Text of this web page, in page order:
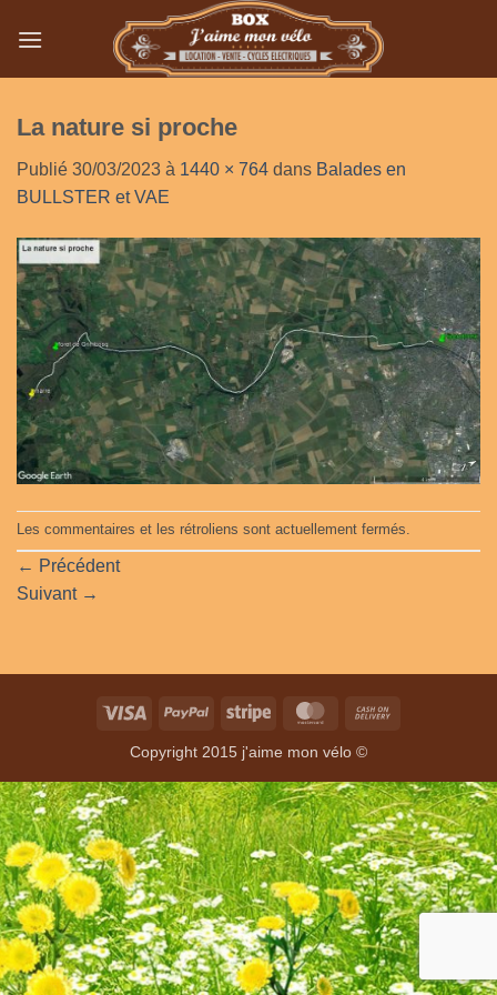
La nature si proche
Publié 30/03/2023 à 1440 × 764 dans Balades en
BULLSTER et VAE
Les commentaires et les rétroliens sont actuellement fermés.
← Précédent
Suivant →
Visa PayPal Stripe MasterCard
Copyright 2015 j'aime mon vélo ©